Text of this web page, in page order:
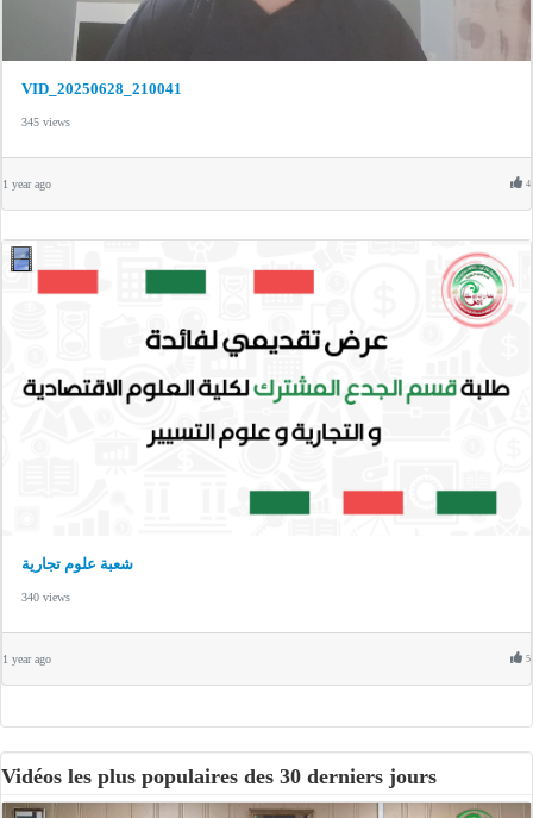
VID_20250628_210041
345 views
1 year ago 4
شعبة علوم تجارية
340 views
1 year ago 5
Vidéos les plus populaires des 30 derniers jours